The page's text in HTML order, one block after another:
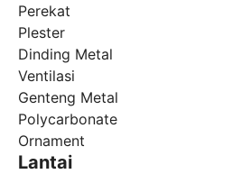
Perekat
Plester
Dinding Metal
Ventilasi
Genteng Metal
Polycarbonate
Ornament
Lantai